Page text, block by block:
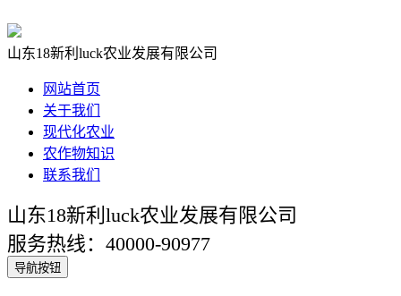
山东18新利luck农业发展有限公司
网站首页
关于我们
现代化农业
农作物知识
联系我们
山东18新利luck农业发展有限公司
服务热线：40000-90977
导航按钮